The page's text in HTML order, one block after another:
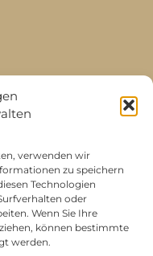
verwenden wir
zu speichern
Technologien
oder
Wenn Sie Ihre
können bestimmte
werden.
AG 2026 |